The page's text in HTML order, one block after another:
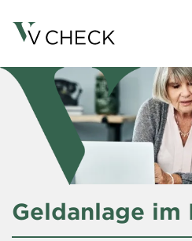
Geldanlage im